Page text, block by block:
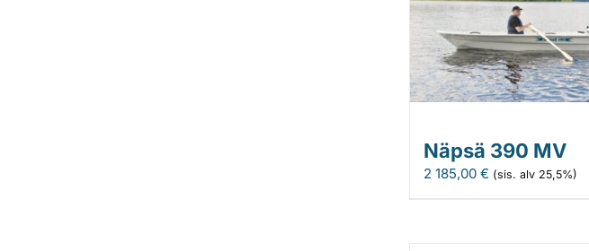
Näpsä 390 MV
2 185,00 € (sis. alv 25,5%)